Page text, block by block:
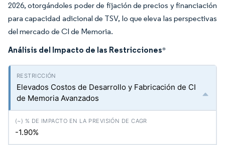
2026, otorgándoles poder de fijación de precios y financiación
para capacidad adicional de TSV, lo que eleva las perspectivas
del mercado de CI de Memoria.
Análisis del Impacto de las Restricciones*
Elevados Costos de Desarrollo y Fabricación de CI
de Memoria Avanzados
-1.90%